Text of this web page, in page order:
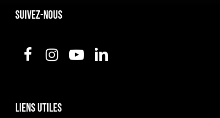
Suivez-nous
Liensutiles